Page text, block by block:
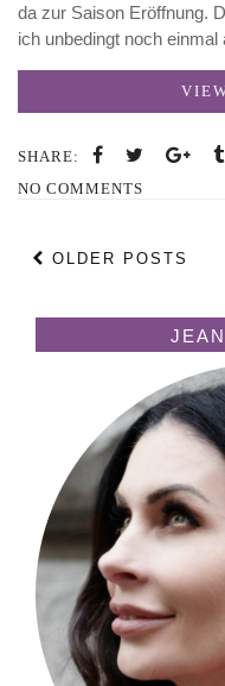
da zur Saison Eröffnung.
ich unbedingt noch
SHARE:
NO COMMENTS
OLDER POSTS